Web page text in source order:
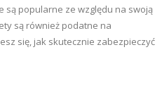
są popularne ze względu na swoją
są również podatne na
się, jak skutecznie zabezpieczyć